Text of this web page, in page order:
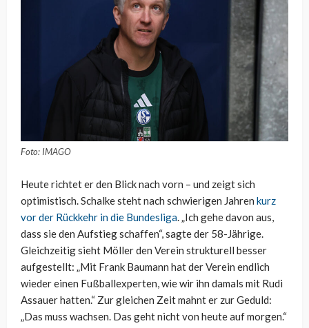
Foto: IMAGO
Heute richtet er den Blick nach vorn – und zeigt sich
optimistisch. Schalke steht nach schwierigen Jahren kurz
vor der Rückkehr in die Bundesliga. „Ich gehe davon aus,
dass sie den Aufstieg schaffen“, sagte der 58-Jährige.
Gleichzeitig sieht Möller den Verein strukturell besser
aufgestellt: „Mit Frank Baumann hat der Verein endlich
wieder einen Fußballexperten, wie wir ihn damals mit Rudi
Assauer hatten.“ Zur gleichen Zeit mahnt er zur Geduld:
„Das muss wachsen. Das geht nicht von heute auf morgen.“